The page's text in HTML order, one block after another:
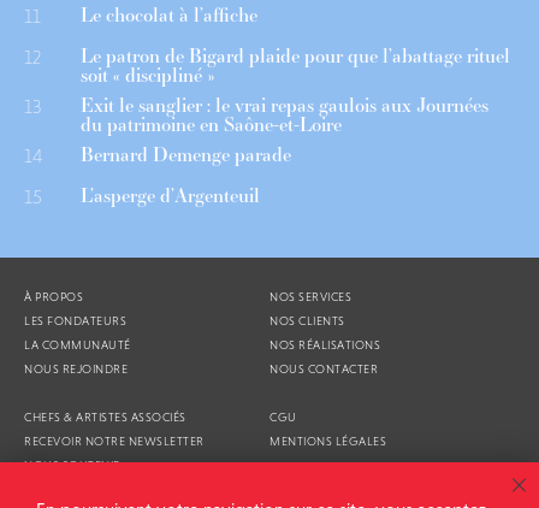
11 Le chocolat à l’affiche
12 Le patron de Bigard plaide pour que l’abattage rituel
soit « discipliné »
13 Exit le sanglier : le vrai repas gaulois aux Journées
du patrimoine en Saône-et-Loire
14 Bernard Demenge parade
15 L’asperge d’Argenteuil
À PROPOS
LES FONDATEURS
LA COMMUNAUTÉ
NOUS REJOINDRE
NOS SERVICES
NOS CLIENTS
NOS RÉALISATIONS
NOUS CONTACTER
CHEFS & ARTISTES ASSOCIÉS
RECEVOIR NOTRE NEWSLETTER
NOUS SOUTENIR
CGU
MENTIONS LÉGALES